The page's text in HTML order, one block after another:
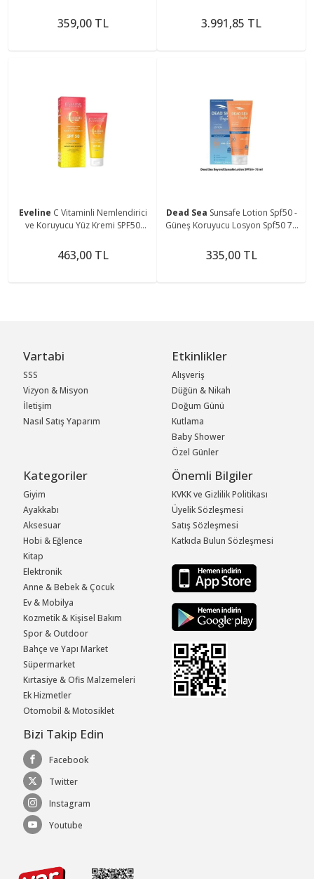
359,00 TL 3.991,85 TL
Eveline C Vitaminli Nemlendirici
ve Koruyucu Yüz Kremi SPF50
463,00 TL
Dead Sea Sunsafe Lotion Spf50 -
Güneş Koruyucu Losyon Spf50 75
335,00 TL
Vartabi
SSS
Vizyon & Misyon
İletişim
Nasıl Satış Yaparım
Etkinlikler
Alışveriş
Düğün & Nikah
Doğum Günü
Kutlama
Baby Shower
Özel Günler
Kategoriler
Giyim
Ayakkabı
Aksesuar
Hobi & Eğlence
Kitap
Elektronik
Anne & Bebek & Çocuk
Ev & Mobilya
Kozmetik & Kişisel Bakım
Spor & Outdoor
Bahçe ve Yapı Market
Süpermarket
Kırtasiye & Ofis Malzemeleri
Ek Hizmetler
Otomobil & Motosiklet
Önemli Bilgiler
KVKK ve Gizlilik Politikası
Üyelik Sözleşmesi
Satış Sözleşmesi
Katkıda Bulun Sözleşmesi
Bizi Takip Edin
Facebook
Twitter
Instagram
Youtube